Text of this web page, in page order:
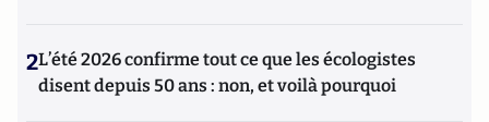
2L’été 2026 confirme tout ce que les écologistes
disent depuis 50 ans : non, et voilà pourquoi